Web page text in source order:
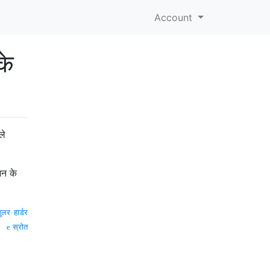
Account
के
हार्डर
स्रोत